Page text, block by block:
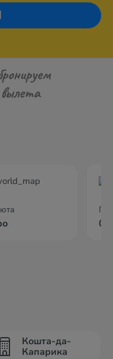
Кошта-да-
Капарика